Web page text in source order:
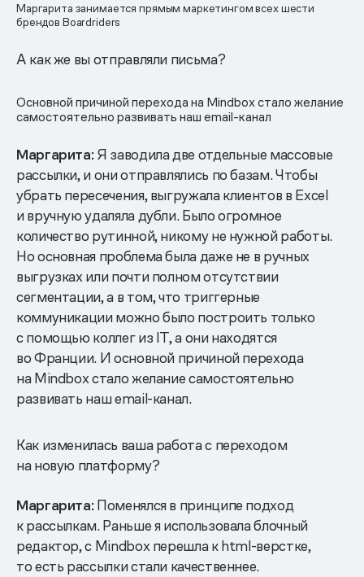
Маргарита занимается прямым маркетингом всех шести
брендов Boardriders
А как же вы отправляли письма?
Основной причиной перехода на Mindbox стало желание
самостоятельно развивать наш email-канал
Маргарита: Я заводила две отдельные массовые
рассылки, и они отправлялись по базам. Чтобы
убрать пересечения, выгружала клиентов в Excel
и вручную удаляла дубли. Было огромное
количество рутинной, никому не нужной работы.
Но основная проблема была даже не в ручных
выгрузках или почти полном отсутствии
сегментации, а в том, что триггерные
коммуникации можно было построить только
с помощью коллег из IT, а они находятся
во Франции. И основной причиной перехода
на Mindbox стало желание самостоятельно
развивать наш email-канал.
Как изменилась ваша работа с переходом
на новую платформу?
Маргарита: Поменялся в принципе подход
к рассылкам. Раньше я использовала блочный
редактор, с Mindbox перешла к html-верстке,
то есть рассылки стали качественнее.